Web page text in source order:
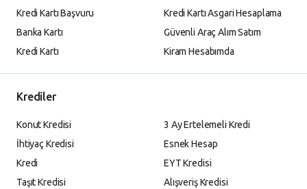
Kredi Kartı Başvuru
Banka Kartı
Kredi Kartı
Kredi Kartı Asgari Hesaplama
Güvenli Araç Alım Satım
Kiram Hesabımda
Krediler
Konut Kredisi
İhtiyaç Kredisi
Kredi
Taşıt Kredisi
3 Ay Ertelemeli Kredi
Esnek Hesap
EYT Kredisi
Alışveriş Kredisi